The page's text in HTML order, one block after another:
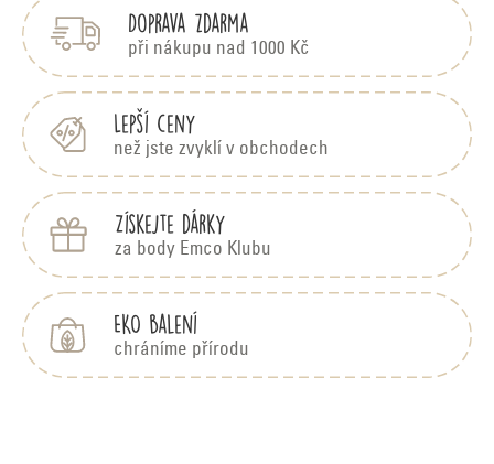
Doprava zdarma
při nákupu nad 1000 Kč
Lepší ceny
než jste zvyklí v obchodech
Získejte dárky
za body Emco Klubu
EKO balení
chráníme přírodu